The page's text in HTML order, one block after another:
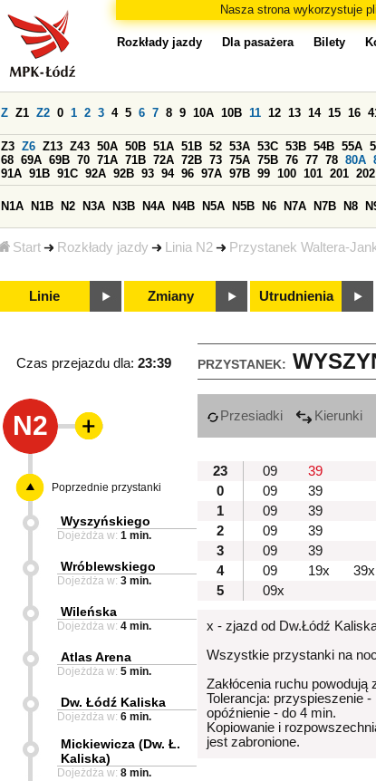
Nasza strona wykorzystuje
Start Rozkłady jazdy Linia N2 Przystanek Waltera-
Rozkłady jazdy Dla pasażera Bilety
Z Z1 Z2 0 1 2 3 4 5 6 7 8 9 10A 10B 11 12 13 14 15 16
Z3 Z6 Z13 Z43 50A 50B 51A 51B 52 53A 53C 53B 54B 55A
68 69A 69B 70 71A 71B 72A 72B 73 75A 75B 76 77 78 80A
91A 91B 91C 92A 92B 93 94 96 97A 97B 99 100 101 201 202
N1A N1B N2 N3A N3B N4A N4B N5A N5B N6 N7A N7B N8
Linie Zmiany Utrudnienia
PRZYSTANEK:
Czas przejazdu dla: 23:39
N2 Przesiadki Kierunki
23
09
39
0
09
39
1
09
39
2
09
39
3
09
39
4
09 19x
39x
5
09x
x - zjazd od Dw.Łódź
Wszystkie przystanki na
Zakłócenia ruchu
Tolerancja: przyspieszenie -
opóźnienie - do 4 min.
Kopiowanie i
jest zabronione.
Poprzednie przystanki
Wyszyńskiego
Dojeżdża w: 1 min.
Wróblewskiego
Dojeżdża w: 3 min.
Wileńska
Dojeżdża w: 4 min.
Atlas Arena
Dojeżdża w: 5 min.
Dw. Łódź Kaliska
Dojeżdża w: 6 min.
Mickiewicza (Dw. Ł.
Kaliska)
Dojeżdża w: 8 min.